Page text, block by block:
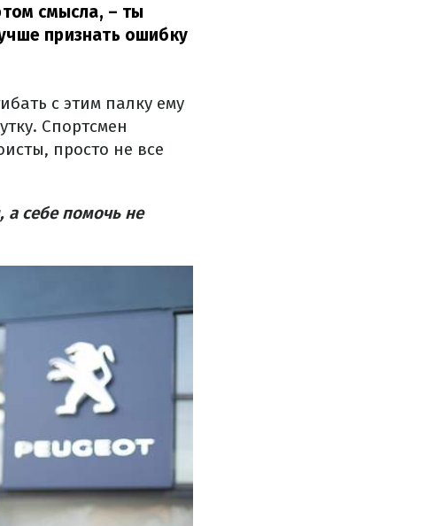
смысла, – ты
признать ошибку
с этим палку ему
Спортсмен
просто не все
а себе помочь не